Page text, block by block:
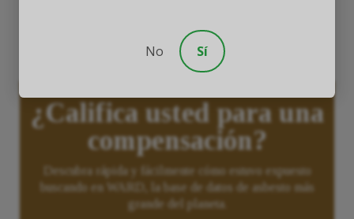
¿Califica usted para una
compensación?
Descubra rápida y fácilmente cómo estuvo expuesto
buscando en WARD, la base de datos de asbesto más
grande del planeta.
No Sí